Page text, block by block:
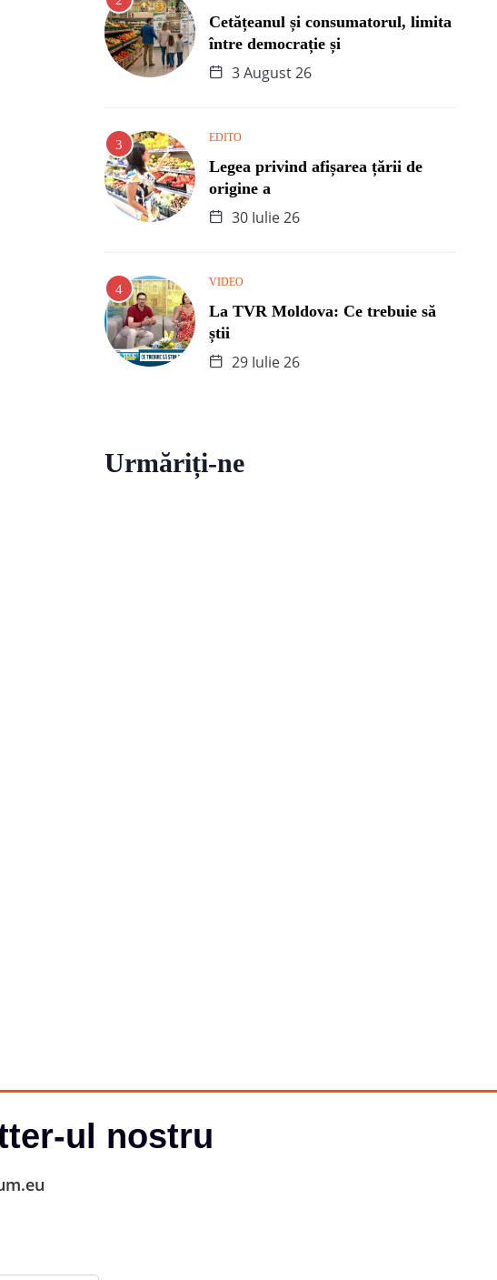
Cetățeanul și consumatorul, limita
între democrație și
3 August 26
EDITO
Legea privind afișarea țării de
origine a
30 Iulie 26
VIDEO
La TVR Moldova: Ce trebuie să
știi
29 Iulie 26
Urmăriți-ne
ul nostru